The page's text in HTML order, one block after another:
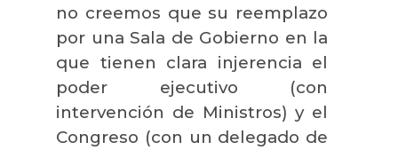
no creemos que su reemplazo
por una Sala de Gobierno en la
que tienen clara injerencia el
poder ejecutivo (con
intervención de Ministros) y el
Congreso (con un delegado de